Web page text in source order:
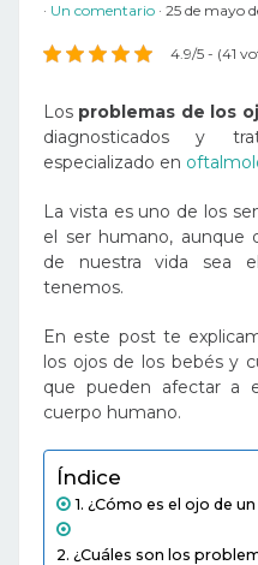
Un comentario 25 de mayo
4.9/5 - (41
Los problemas de los
diagnosticados y
especializado en
La vista es uno de los
el ser humano, aunque
de nuestra vida sea
tenemos.
En este post te
los ojos de los bebés y
que pueden afectar a
cuerpo humano.
Índice
¿Cómo es el ojo de
¿Cuáles son los